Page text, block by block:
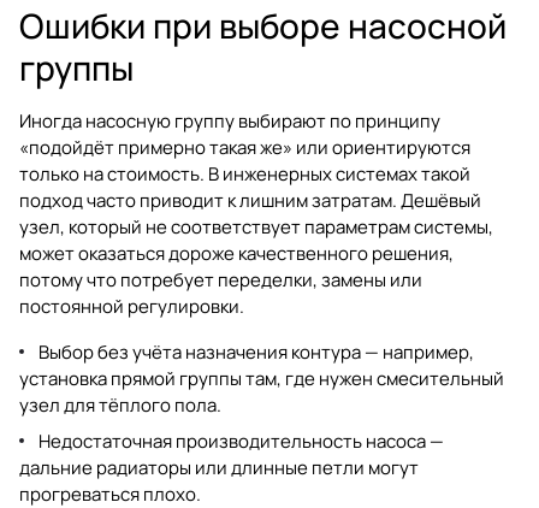
Ошибки при выборе насосной
группы
Иногда насосную группу выбирают по принципу
«подойдёт примерно такая же» или ориентируются
только на стоимость. В инженерных системах такой
подход часто приводит к лишним затратам. Дешёвый
узел, который не соответствует параметрам системы,
может оказаться дороже качественного решения,
потому что потребует переделки, замены или
постоянной регулировки.
Выбор без учёта назначения контура — например,
установка прямой группы там, где нужен смесительный
узел для тёплого пола.
Недостаточная производительность насоса —
дальние радиаторы или длинные петли могут
прогреваться плохо.